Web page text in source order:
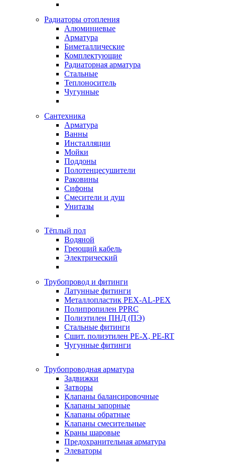
Радиаторы отопления
Алюминиевые
Арматура
Биметаллические
Комплектующие
Радиаторная арматура
Стальные
Теплоноситель
Чугунные
Сантехника
Арматура
Ванны
Инсталляции
Мойки
Поддоны
Полотенцесушители
Раковины
Сифоны
Смесители и душ
Унитазы
Тёплый пол
Водяной
Греющий кабель
Электрический
Трубопровод и фитинги
Латунные фитинги
Металлопластик PEX-AL-PEX
Полипропилен PPRC
Полиэтилен ПНД (ПЭ)
Стальные фитинги
Сшит. полиэтилен PE-X, PE-RT
Чугунные фитинги
Трубопроводная арматура
Задвижки
Затворы
Клапаны балансировочные
Клапаны запорные
Клапаны обратные
Клапаны смесительные
Краны шаровые
Предохранительная арматура
Элеваторы